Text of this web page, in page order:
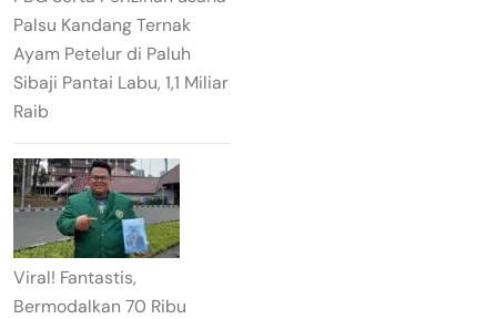
Palsu Kandang Ternak
Ayam Petelur di Paluh
Sibaji Pantai Labu, 1,1 Miliar
Raib
Viral! Fantastis,
Bermodalkan 70 Ribu